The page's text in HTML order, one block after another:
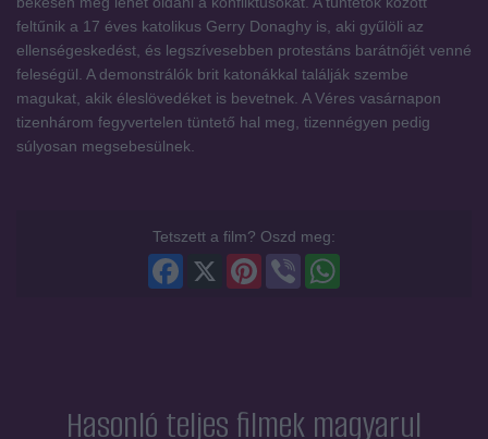
feltűnik a 17 éves katolikus Gerry Donaghy is, aki gyűlöli az
ellenségeskedést, és legszívesebben protestáns barátnőjét venné
feleségül. A demonstrálók brit katonákkal találják szembe
magukat, akik éleslövedéket is bevetnek. A Véres vasárnapon
tizenhárom fegyvertelen tüntető hal meg, tizennégyen pedig
súlyosan megsebesülnek.
Tetszett a film? Oszd meg:
Viber
Pinterest
Facebook
Hasonló teljes filmek magyarul